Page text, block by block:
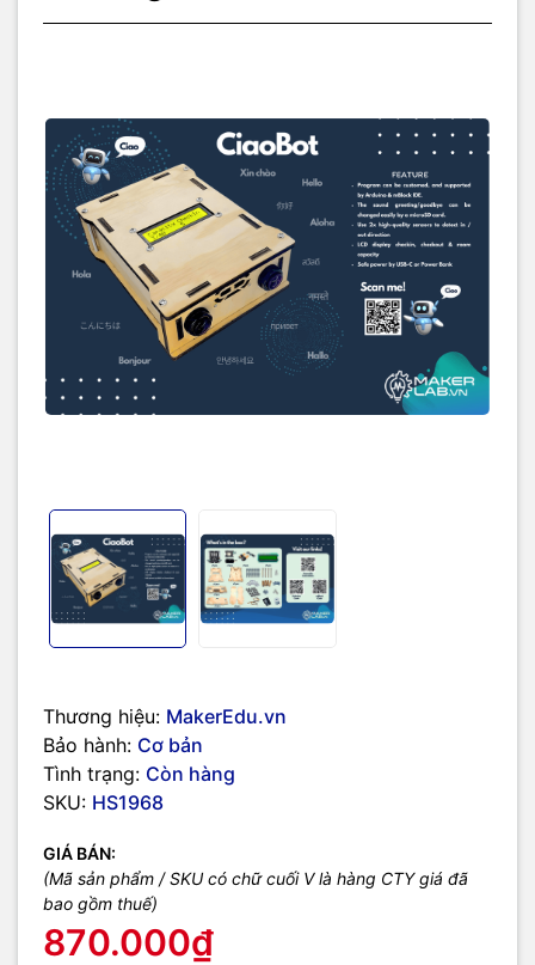
Thương hiệu: MakerEdu.vn
Bảo hành: Cơ bản
Tình trạng: Còn hàng
SKU: HS1968
GIÁ BÁN:
(Mã sản phẩm / SKU có chữ cuối V là hàng CTY giá đã
bao gồm thuế)
870.000₫
dung lượng phòng (capacity), lời chào,...